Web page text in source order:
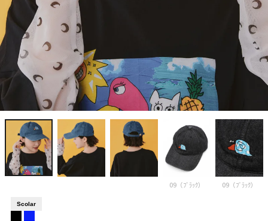
09（ﾌﾞﾗｯｸ） 09（ﾌﾞﾗｯｸ）
Scolar